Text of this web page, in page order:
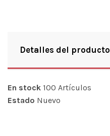
Detalles del producto
En stock 100 Artículos
Estado Nuevo